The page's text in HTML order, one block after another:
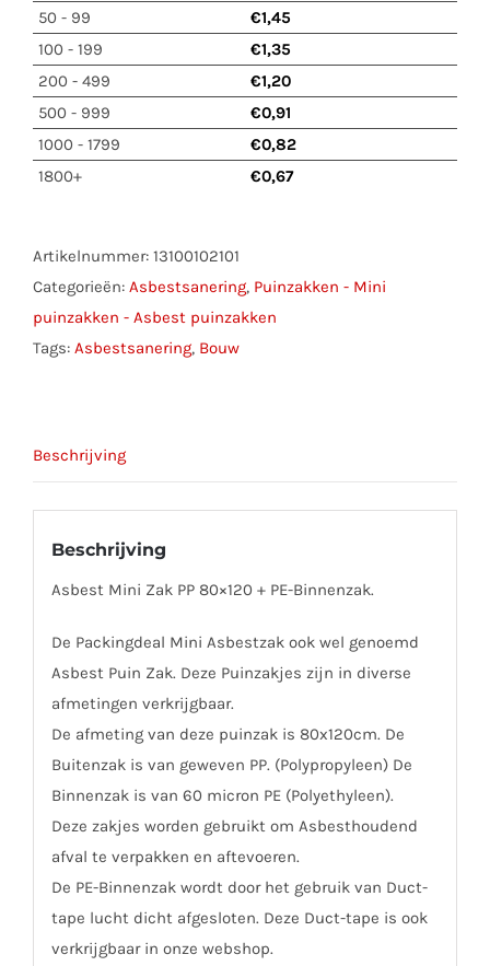
50 - 99
€1,45
100 - 199
€1,35
200 - 499
€1,20
500 - 999
€0,91
1000 - 1799
€0,82
1800+
€0,67
Artikelnummer: 13100102101
Categorieën: Asbestsanering, Puinzakken - Mini
puinzakken - Asbest puinzakken
Tags: Asbestsanering, Bouw
Beschrijving
Beschrijving
Asbest Mini Zak PP 80×120 + PE-Binnenzak.
De Packingdeal Mini Asbestzak ook wel genoemd
Asbest Puin Zak. Deze Puinzakjes zijn in diverse
afmetingen verkrijgbaar.
De afmeting van deze puinzak is 80x120cm. De
Buitenzak is van geweven PP. (Polypropyleen) De
Binnenzak is van 60 micron PE (Polyethyleen).
Deze zakjes worden gebruikt om Asbesthoudend
afval te verpakken en aftevoeren.
De PE-Binnenzak wordt door het gebruik van Duct-
tape lucht dicht afgesloten. Deze Duct-tape is ook
verkrijgbaar in onze webshop.